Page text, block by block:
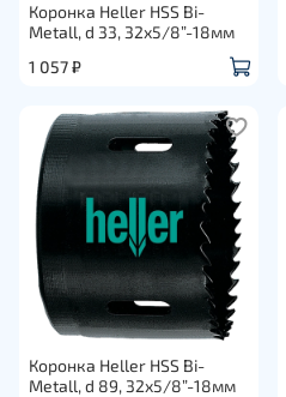
Коронка Heller HSS Bi-
Metall, d 33, 32х5/8”-18мм
1 057 ₽
Коронка Heller HSS Bi-
Metall, d 89, 32х5/8”-18мм